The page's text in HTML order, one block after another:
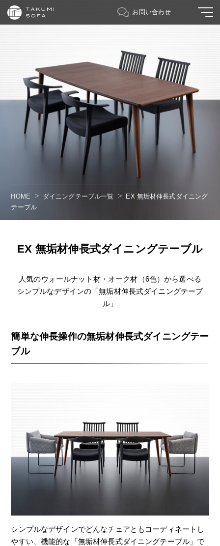
お問い合わせ
HOME ダイニングテーブル一覧
EX 無垢材伸長式ダイニング
テーブル
EX 無垢材伸長式ダイニングテーブル
人気のウォールナット材・オーク材（6色）から選べる
シンプルなデザインの「無垢材伸長式ダイニングテーブ
ル」
簡単な伸長操作の無垢材伸長式ダイニングテー
ブル
シンプルなデザインでどんなチェアともコーディネートし
やすい、機能的な「無垢材伸長式ダイニングテーブル」で